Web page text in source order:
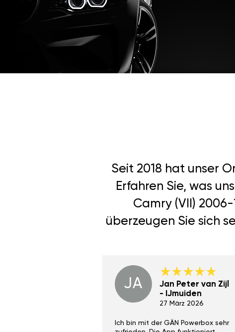
Seit 2018 hat unser
Erfahren Sie, was
Camry (VII) 2006-
überzeugen Sie sich
JA
Jan Peter van Zijl
- IJmuiden
27 März 2026
Ich bin mit der GÄN Powerbox sehr